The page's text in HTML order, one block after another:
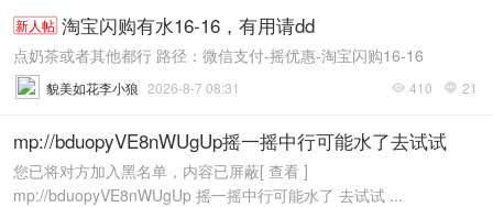
新人帖 淘宝闪购有水16-16，有用请dd
点奶茶或者其他都行 路径：微信支付-摇优惠-淘宝闪购16-16
 410  21
貌美如花李小狼 2026-8-7 08:31
mp://bduopyVE8nWUgUp摇一摇中行可能水了去试试
您已将对方加入黑名单，内容已屏蔽[ 查看 ]
mp://bduopyVE8nWUgUp 摇一摇中行可能水了 去试试 ...